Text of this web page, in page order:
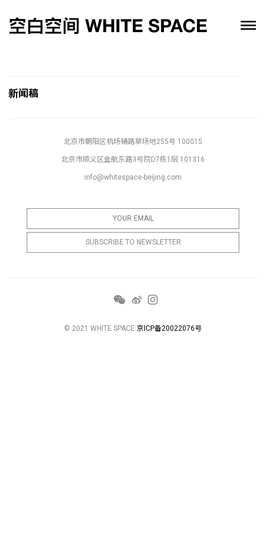
新闻稿
北京市朝阳区机场辅路草场地255号 100015
北京市顺义区金航东路3号院D7栋1层 101316
info@whitespace-beijing.com
© 2021 WHITE SPACE 京ICP备20022076号